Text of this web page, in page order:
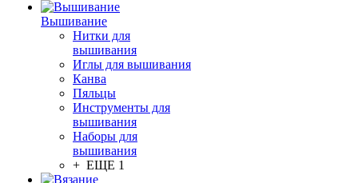
Вышивание
Нитки для
вышивания
Иглы для вышивания
Канва
Пяльцы
Инструменты для
вышивания
Наборы для
вышивания
+ ЕЩЕ 1